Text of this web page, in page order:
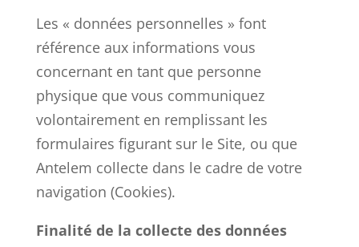
Les « données personnelles » font
référence aux informations vous
concernant en tant que personne
physique que vous communiquez
volontairement en remplissant les
formulaires figurant sur le Site, ou que
Antelem collecte dans le cadre de votre
navigation (Cookies).
Finalité de la collecte des données